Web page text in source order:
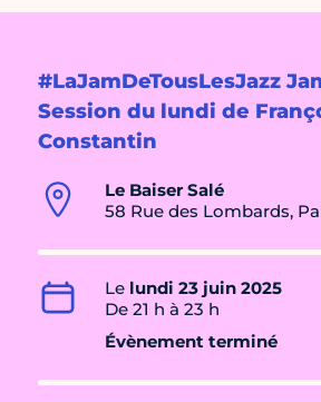
#LaJamDeTousLesJazz
Session du lundi de
Constantin
Le Baiser Salé
58 Rue des Lombards,
Le lundi 23 juin 2025
De 21 h à 23 h
Évènement terminé